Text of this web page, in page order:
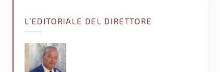
L’EDITORIALE DEL DIRETTORE